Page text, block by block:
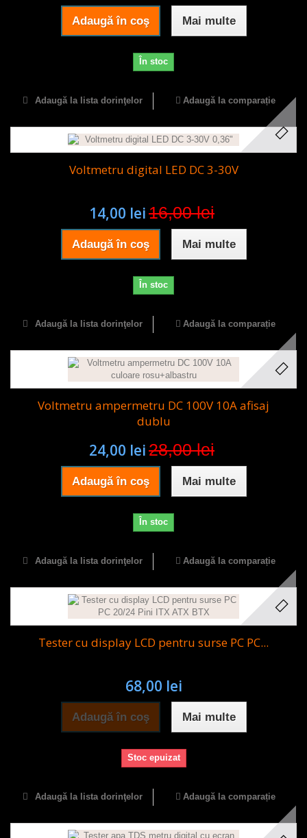
Adaugă în coş Mai multe
În stoc
Adaugă la lista dorinţelor Adaugă la comparație
Voltmetru digital LED DC 3-30V
14,00 lei16,00 lei
Adaugă în coş Mai multe
În stoc
Adaugă la lista dorinţelor Adaugă la comparație
Voltmetru ampermetru DC 100V 10A afisaj
dublu
24,00 lei28,00 lei
Adaugă în coş Mai multe
În stoc
Adaugă la lista dorinţelor Adaugă la comparație
Tester cu display LCD pentru surse PC PC...
68,00 lei
Adaugă în coş Mai multe
Stoc epuizat
Adaugă la lista dorinţelor Adaugă la comparație